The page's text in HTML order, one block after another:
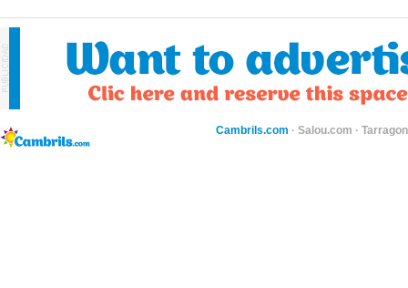
Cambrils.com · Salou.com ·